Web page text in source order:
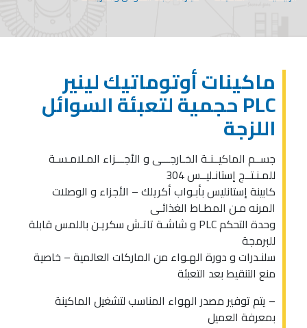
ماكينات أوتوماتيك لينير
PLC حجمية لتعبئة السوائل
اللزجة
جســم الماكيــنـة الخـارجـــى و الأجـــزاء المـلامـسـة
للمـنـتــج إستانـليــس 304
كابينة إستانليس بأبـواب أكريلك – الأجزاء و الوصلات
المرنه مـن المطـاط الغذائـى
وحدة التحكم PLC و شاشـة تاتـش سكريـن باللمس قابلة
للبرمجة
سلنـدرات و دورة الهـواء من الماركات العالمية – خاصية
منع التنقيط بعد التعبئة
– يتم توفير مصدر الهواء المناسب لتشغيل الماكينة
بمعرفة العميل